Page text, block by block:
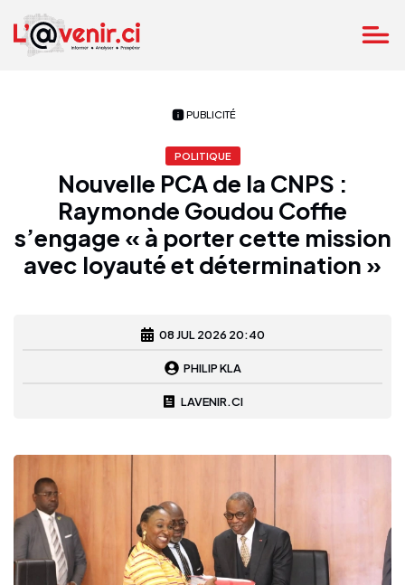
PUBLICITÉ
POLITIQUE
Nouvelle PCA de la CNPS :
Raymonde Goudou Coffie
s’engage « à porter cette mission
avec loyauté et détermination »
08 JUL 2026 20:40
PHILIP KLA
LAVENIR.CI